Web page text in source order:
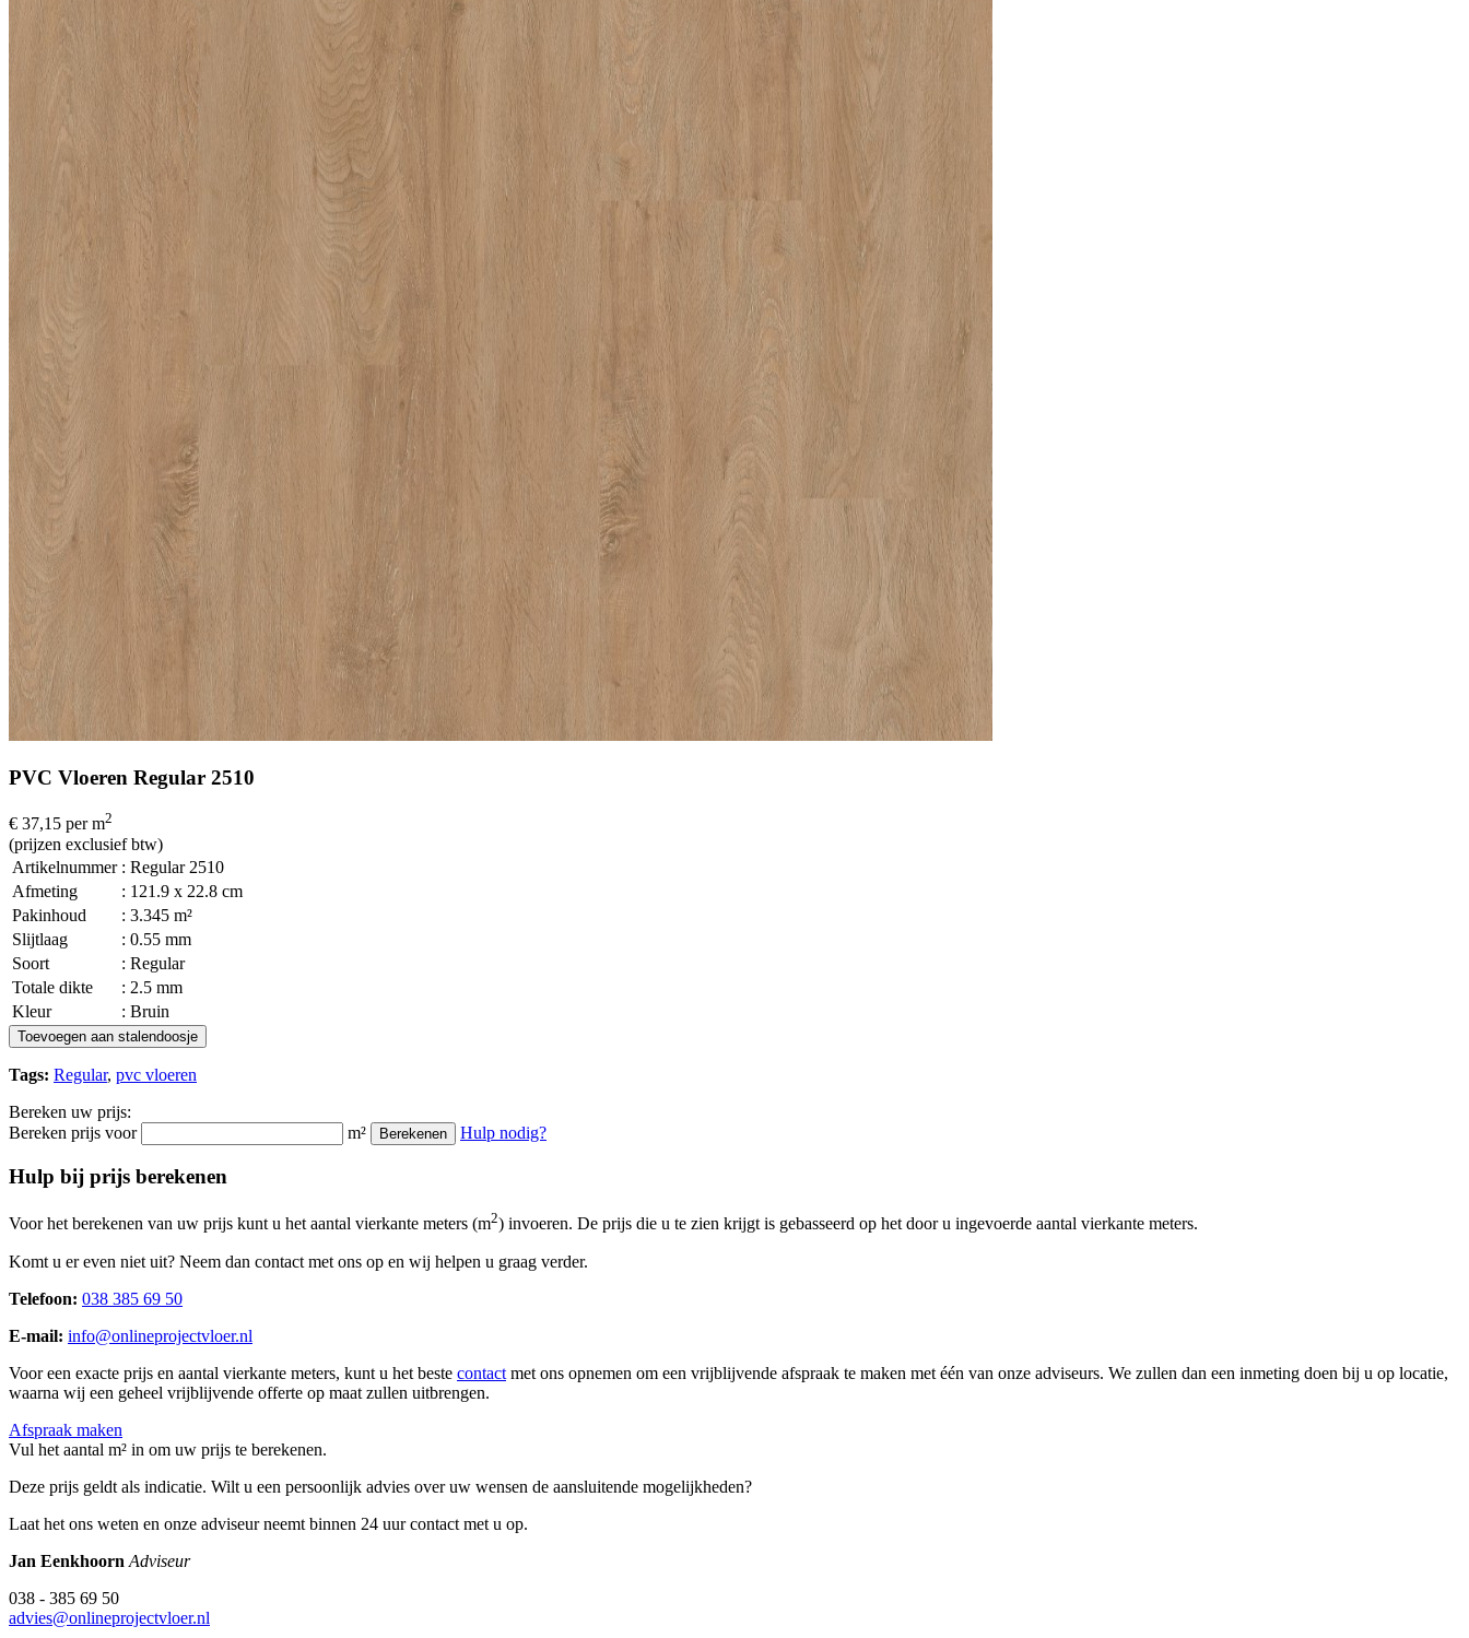
PVC Vloeren Regular 2510
€ 37,15 per m2
(prijzen exclusief btw)
Artikelnummer : Regular 2510
Afmeting
: 121.9 x 22.8 cm
Pakinhoud
: 3.345 m²
Slijtlaag
: 0.55 mm
Soort
: Regular
Totale dikte
: 2.5 mm
Kleur
: Bruin
Toevoegen aan stalendoosje
Tags: Regular, pvc vloeren
Bereken uw prijs:
Bereken prijs voor
m² Berekenen Hulp nodig?
Hulp bij prijs berekenen
Voor het berekenen van uw prijs kunt u het aantal vierkante meters (m2) invoeren. De prijs die u te zien krijgt is gebasseerd op het door u ingevoerde aantal vierkante meters.
Komt u er even niet uit? Neem dan contact met ons op en wij helpen u graag verder.
Telefoon: 038 385 69 50
E-mail: info@onlineprojectvloer.nl
Voor een exacte prijs en aantal vierkante meters, kunt u het beste contact met ons opnemen om een vrijblijvende afspraak te maken met één van onze adviseurs. We zullen dan een inmeting doen bij u op locatie,
waarna wij een geheel vrijblijvende offerte op maat zullen uitbrengen.
Afspraak maken
Vul het aantal m² in om uw prijs te berekenen.
Deze prijs geldt als indicatie. Wilt u een persoonlijk advies over uw wensen de aansluitende mogelijkheden?
Laat het ons weten en onze adviseur neemt binnen 24 uur contact met u op.
Jan Eenkhoorn Adviseur
038 - 385 69 50
advies@onlineprojectvloer.nl